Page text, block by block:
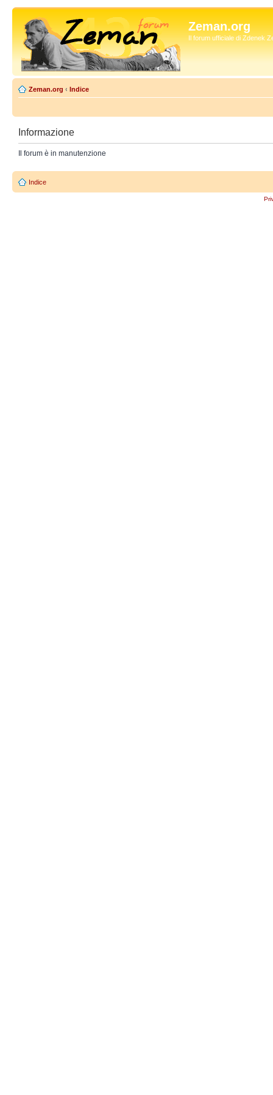
Zeman.org
Il forum ufficiale di Zdenek
Zeman.org ‹ Indice
Informazione
Il forum è in manutenzione
Indice